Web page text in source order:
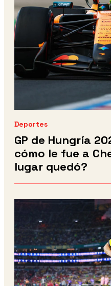
Deportes
GP de Hungría
cómo le fue a
lugar quedó?